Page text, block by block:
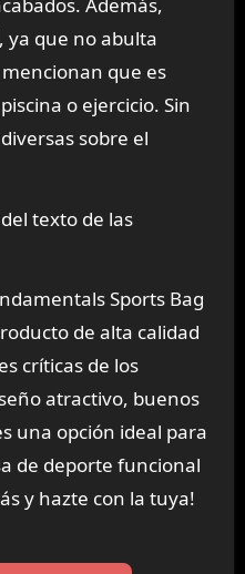
, ya que no abulta
que es
o ejercicio. Sin
sobre el
texto de las
Sports Bag
de alta calidad
críticas de los
atractivo, buenos
una opción ideal para
de deporte funcional
y hazte con la tuya!